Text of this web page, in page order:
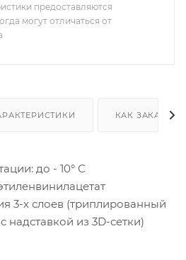
предоставляются
могут отличаться от
КАК ЗАКАЗАТЬ
до - 10° С
3-х слоев (триплированный
из 3D-сетки)